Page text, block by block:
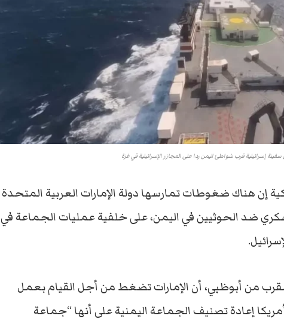
إسرائيلية قرب شواطئ اليمن ردا على المجازر الإسرائيلية في غزة
إن هناك ضغوطات تمارسها دولة الإمارات العربية المتحدة
ضد الحوثيين في اليمن، على خلفية عمليات الجماعة في
من أبوظبي، أن الإمارات تضغط من أجل القيام بعمل
إعادة تصنيف الجماعة اليمنية على أنها “جماعة